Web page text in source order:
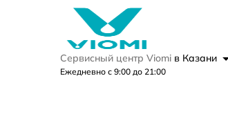
Сервисный центр Viomi в Казани
Ежедневно с 9:00 до 21:00